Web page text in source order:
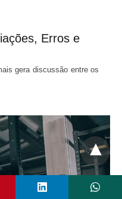
Erros e
gera discussão entre os